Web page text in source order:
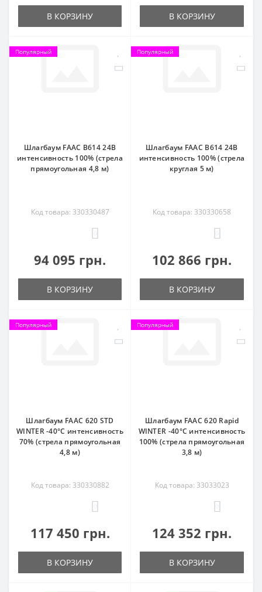
В КОРЗИНУ В КОРЗИНУ
Популярный
Шлагбаум FAAC B614 24В
интенсивность 100% (стрела
прямоугольная 4,8 м)
Код товара: 330330487
94 095 грн.
В КОРЗИНУ
Популярный
Шлагбаум FAAC B614 24В
интенсивность 100% (стрела
круглая 5 м)
Код товара: 330330658
102 866 грн.
В КОРЗИНУ
Популярный
Шлагбаум FAAC 620 STD
WINTER -40°C интенсивность
70% (стрела прямоугольная
4,8 м)
Код товара: 330330882
117 450 грн.
В КОРЗИНУ
Популярный
Шлагбаум FAAC 620 Rapid
WINTER -40°C интенсивность
100% (стрела прямоугольная
3,8 м)
Код товара: 33033023
124 352 грн.
В КОРЗИНУ